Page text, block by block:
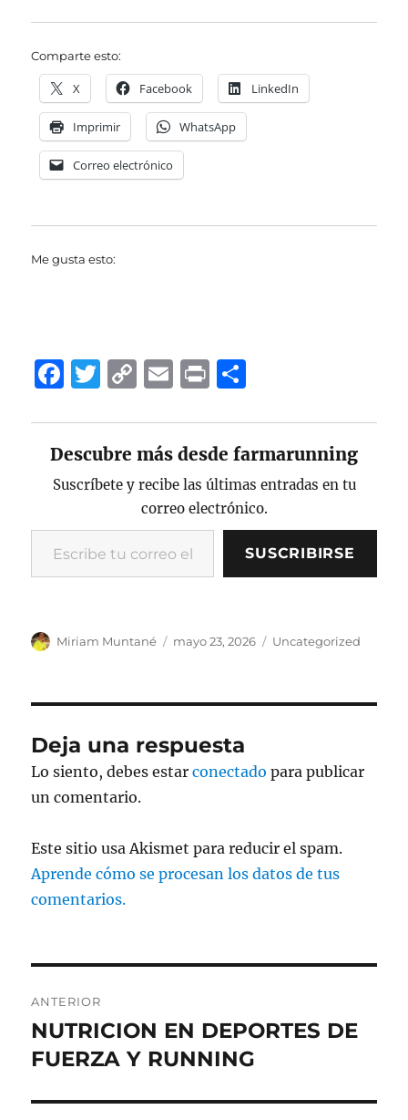
Comparte esto:
X Facebook LinkedIn
Imprimir WhatsApp
Correo electrónico
Me gusta esto:
F
c
e
b
o
k
T
it
te
r
C
p
y
Li
n
k
E
ai
l
P
n
t
m
p
a
rt
ir
Descubre más desde farmarunning
Suscríbete y recibe las últimas entradas en tu
correo electrónico.
Escribe tu correo electrónico…
SUSCRIBIRSE
Autor
Miriam Muntané
Publicado
mayo 23, 2026 Categorías
Uncategorized
Deja una respuesta
Lo siento, debes estarconectado para publicar
un comentario.
Este sitio usa Akismet para reducir el spam.
Aprende cómo se procesan los datos de tus
comentarios.
de
entradas
ANTERIOR
Entrada
anterior:
NUTRICION EN DEPORTES DE
FUERZA Y RUNNING